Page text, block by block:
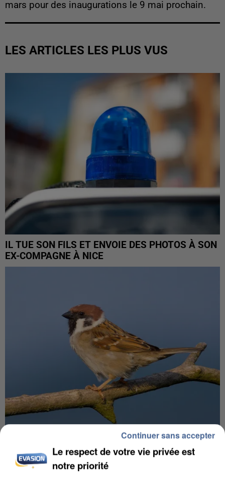
mars pour des inaugurations le 9 mai prochain.
LES ARTICLES LES PLUS VUS
IL TUE SON FILS ET ENVOIE DES PHOTOS À SON
EX-COMPAGNE À NICE
APRÈS TOUTES CES CANICULES, LES REFUGES
DE FAUNE SAUVAGE SONT...
Le respect de votre vie privée est
notre priorité
Continuer sans accepter